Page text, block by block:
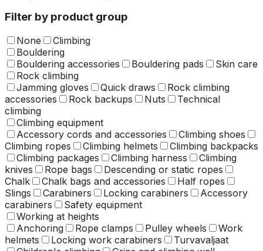
Filter by product group
None
Climbing
Bouldering
Bouldering accessories
Bouldering pads
Skin care
Rock climbing
Jamming gloves
Quick draws
Rock climbing
accessories
Rock backups Nuts
Technical
climbing
Climbing equipment
Accessory cords and accessories
Climbing shoes
Climbing ropes
Climbing helmets
Climbing backpacks
Climbing packages
Climbing harness
Climbing
knives
Rope bags
Descending or static ropes
Chalk
Chalk bags and accessories
Half ropes
Slings
Carabiners Locking carabiners
Accessory
carabiners
Safety equipment
Working at heights
Anchoring
Rope clamps Pulley wheels
Work
helmets
Locking work carabiners
Turvavaljaat